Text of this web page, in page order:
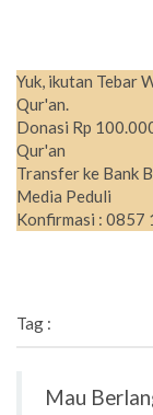
Yuk, ikutan Tebar
Qur'an.
Donasi Rp
Qur'an
Transfer ke Bank
Media Peduli
Konfirmasi : 0857
Tag :
Mau